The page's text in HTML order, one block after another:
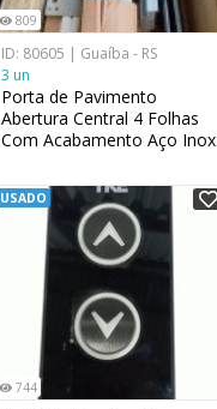
809
ID: 80605 | Guaíba - RS
3 un
Porta de Pavimento
Abertura Central 4 Folhas
Com Acabamento Aço Inox
USADO
744